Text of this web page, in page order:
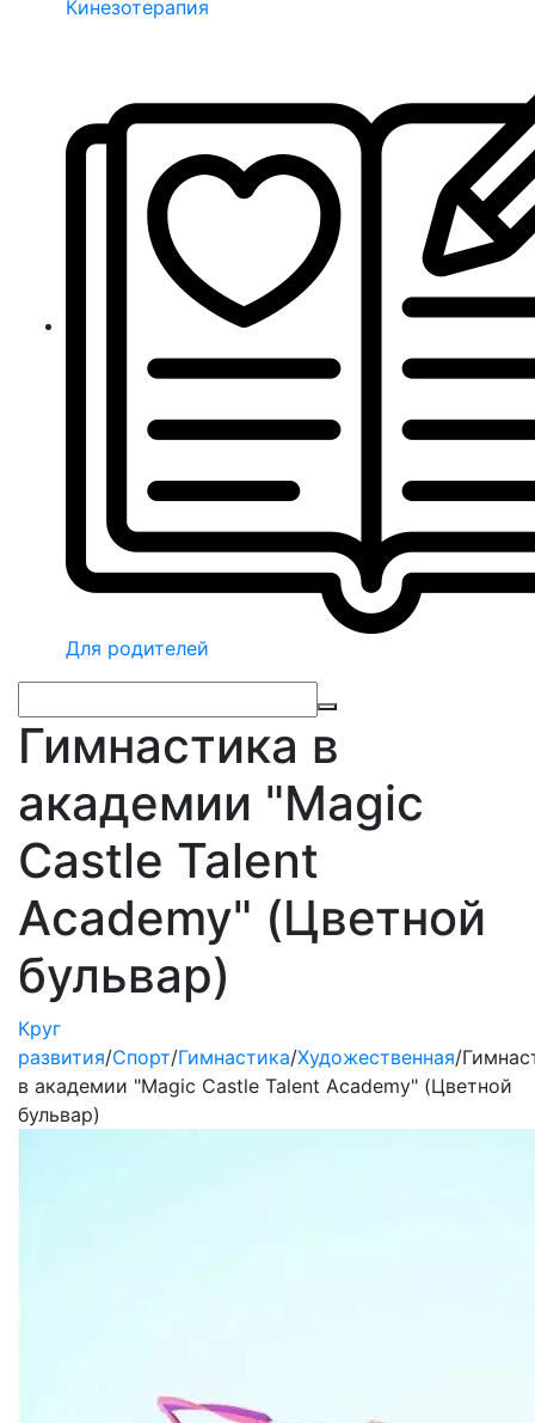
Кинезотерапия
Для родителей
Гимнастика в
академии "Magic
Castle Talent
Academy" (Цветной
бульвар)
Круг
развития/Спорт/Гимнастика/Художественная/
в академии "Magic Castle Talent Academy" (Цветной
бульвар)